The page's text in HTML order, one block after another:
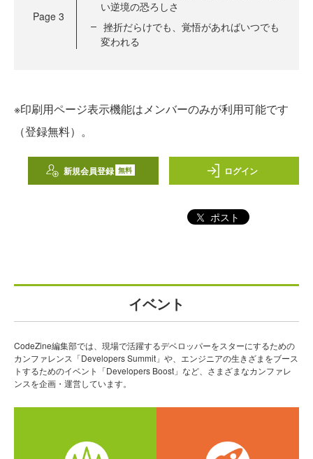
Page 3
い逆境の恐ろしさ
挫折だらけでも、覚悟があればいつでも
変われる
※印刷用ページ表示機能はメンバーのみが利用可能です
（登録無料）。
新規会員登録 無料 ログイン
ポスト
イベント
CodeZine編集部では、現場で活躍するデベロッパーをスターにするための
カンファレンス「Developers Summit」や、エンジニアの生きざまをブース
トするためのイベント「Developers Boost」など、さまざまなカンファレ
ンスを企画・運営しています。